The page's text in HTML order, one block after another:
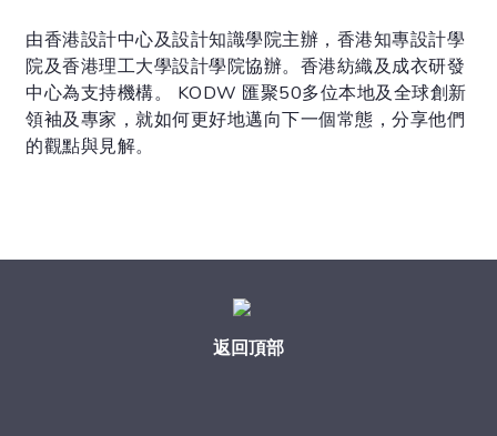
由香港設計中心及設計知識學院主辦，香港知專設計學
院及香港理工大學設計學院協辦。香港紡織及成衣研發
中心為支持機構。 KODW 匯聚50多位本地及全球創新
領袖及專家，就如何更好地邁向下一個常態，分享他們
的觀點與見解。
返回頂部